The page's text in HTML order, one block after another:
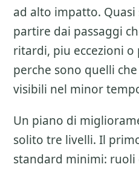
ad alto impatto.
partire dai passaggi
ritardi, piu eccezioni
perche sono quelli
visibili nel minor
Un piano di
solito tre livelli. Il
standard minimi: ruoli